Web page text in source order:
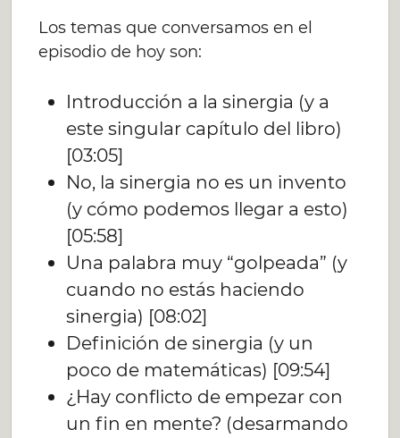
Los temas que conversamos en el
episodio de hoy son:
Introducción a la sinergia (y a
este singular capítulo del libro)
[03:05]
No, la sinergia no es un invento
(y cómo podemos llegar a esto)
[05:58]
Una palabra muy “golpeada” (y
cuando no estás haciendo
sinergia) [08:02]
Definición de sinergia (y un
poco de matemáticas) [09:54]
¿Hay conflicto de empezar con
un fin en mente? (desarmando